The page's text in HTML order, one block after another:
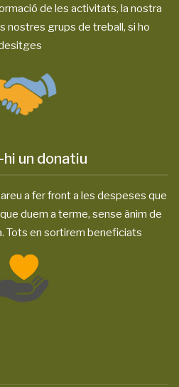
de les activitats, la nostra
nostres grups de treball, si ho
un donatiu
a fer front a les despeses que
duem a terme, sense ànim de
Tots en sortirem beneficiats